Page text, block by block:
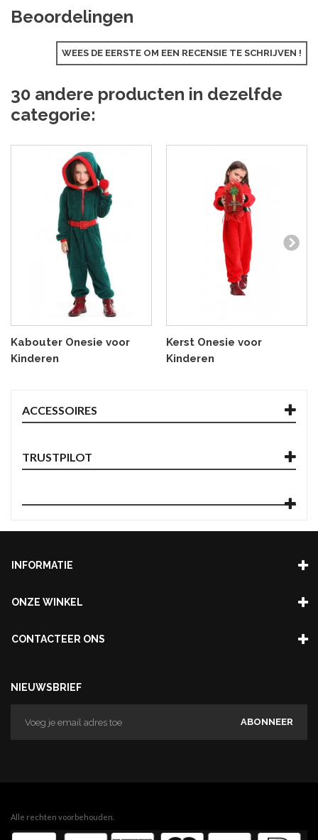
Beoordelingen
WEES DE EERSTE OM EEN RECENSIE TE SCHRIJVEN !
30 andere producten in dezelfde
categorie:
Kabouter Onesie voor
Kinderen
Kerst Onesie voor
Kinderen
ACCESSOIRES
TRUSTPILOT
INFORMATIE
ONZE WINKEL
CONTACTEER ONS
NIEUWSBRIEF
ABONNEER
Alle rechten voorbehouden.